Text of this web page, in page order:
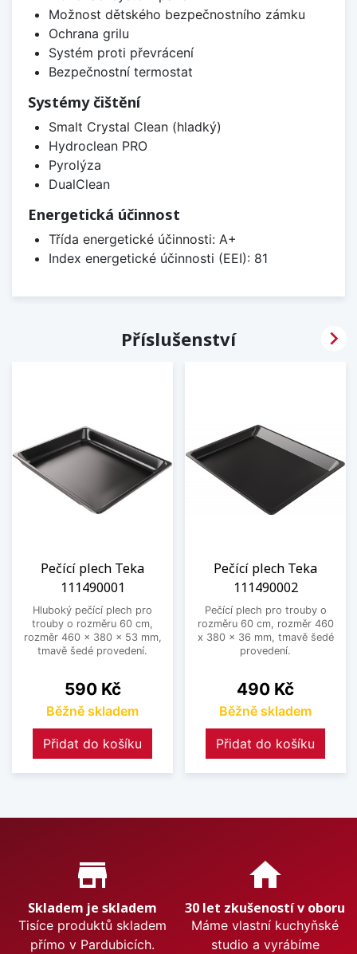
Možnost dětského bezpečnostního zámku
Ochrana grilu
Systém proti převrácení
Bezpečnostní termostat
Systémy čištění
Smalt Crystal Clean (hladký)
Hydroclean PRO
Pyrolýza
DualClean
Energetická účinnost
Třída energetické účinnosti: A+
Index energetické účinnosti (EEI): 81
Příslušenství
Pečící plech Teka
111490001
Hluboký pečící plech pro
trouby o rozměru 60 cm,
rozměr 460 x 380 x 53 mm,
tmavě šedé provedení.
Cena
590 Kč
Běžně skladem
Přidat do košíku
Pečící plech Teka
111490002
Pečící plech pro trouby o
rozměru 60 cm, rozměr 460
x 380 x 36 mm, tmavě šedé
provedení.
Cena
490 Kč
Běžně skladem
Přidat do košíku

Proč nakupovat u nás?
store_mall_directory
Skladem je skladem
Tisíce produktů skladem
přímo v Pardubicích.
home
30 let zkušeností v oboru
Máme vlastní kuchyňské
studio a vyrábíme